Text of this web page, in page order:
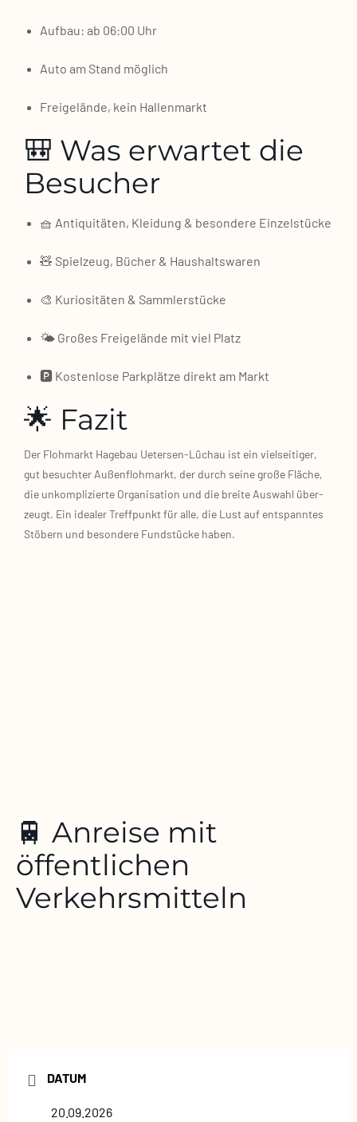
Auf­bau: ab 06:00 Uhr
Auto am Stand mög­lich
Frei­ge­län­de, kein Hal­len­markt
🎒 Was erwartet die
Besucher
🧺 Anti­qui­tä­ten, Klei­dung & beson­de­re Ein­zel­stü­cke
🧸 Spiel­zeug, Bücher & Haus­halts­wa­ren
🎨 Kurio­si­tä­ten & Samm­ler­stü­cke
🌤️ Gro­ßes Frei­ge­län­de mit viel Platz
🅿️ Kos­ten­lo­se Park­plät­ze direkt am Markt
🌟 Fazit
Der Floh­markt Hage­bau Uetersen‑Lüchau ist ein viel­sei­ti­ger,
gut besuch­ter Außen­floh­markt, der durch sei­ne gro­ße Flä­che,
die unkom­pli­zier­te Orga­ni­sa­ti­on und die brei­te Aus­wahl über­
zeugt. Ein idea­ler Treff­punkt für alle, die Lust auf ent­spann­tes
Stö­bern und beson­de­re Fund­stü­cke haben.
🚆 Anreise mit
öffentlichen
Verkehrsmitteln
DATUM
20.09.2026